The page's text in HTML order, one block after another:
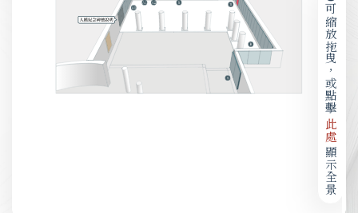
可縮放拖曳，或點擊
此處
顯示全景